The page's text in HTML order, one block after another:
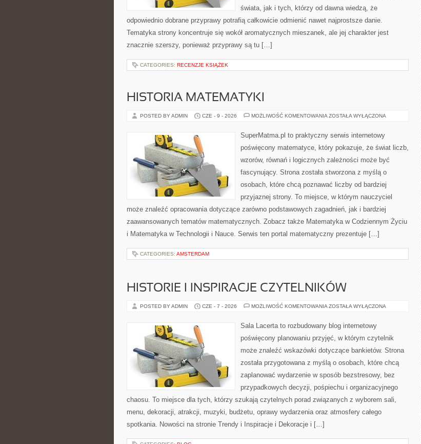
świata, jak i tych, którzy od dawna wiedzą, że
odpowiednio dobrane przyprawy potrafią całkowicie odmienić nawet najprostsze danie.
Tematyka strony koncentruje się wokół aromatycznych mieszanek, ale jej charakter jest
znacznie szerszy, ponieważ przyprawy są tu […]
CATEGORIES: RECENZJE KSIĄŻEK
HISTORIA MATEMATYKI
POSTED BY ADMIN CZE - 9 - 2026 MOŻLIWOŚĆ KOMENTOWANIA HISTORIA
ZOSTAŁA WYŁĄCZONA
SuperMatma.pl to praktyczny serwis internetowy
poświęcony matematyce, który pokazuje, że świat liczb,
wzorów, równań i logicznych zależności może być
fascynujący. Strona została stworzona z myślą o
osobach, które chcą poznawać liczby od bardziej
przyjaznej strony. To miejsce, w którym nauczyciel
może znaleźć opracowania dotyczące zarówno podstawowych zagadnień, jak i bardziej
zaawansowanych tematów matematycznych. Zobacz także Matematyka w Codziennym Życiu
i Matematyka w Technologii i Nauce. Serwis ten portal matematyczny prezentuje […]
CATEGORIES: AMSTERDAM
HISTORIE I INSPIRACJE CZYTELNIKÓW
POSTED BY ADMIN CZE - 7 - 2026 MOŻLIWOŚĆ KOMENTOWANIA HISTORIE
CZYTELNIKÓW
ZOSTAŁA WYŁĄCZONA
Sala Lacerta to rozbudowany blog internetowy
poświęcony planowaniu przyjęć, w którym czytelnik
może znaleźć wskazówki dotyczące bankietów. Strona
została przygotowana z myślą o osobach, które chcą
zaplanować wydarzenie w sposób bezstresowy, bez
przypadkowych decyzji, pośpiechu i organizacyjnego
chaosu. To miejsce dla tych, którzy szukają czytelnych porad związanych z wyborem sali,
menu, dekoracji, atrakcji, muzyki, budżetu, oprawy wydarzenia oraz atmosfery całego
spotkania. Nowości na stronie Trendy i Inspiracje i Dekoracje i […]